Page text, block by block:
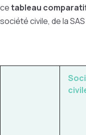
cetableau
société civile, de la SAS